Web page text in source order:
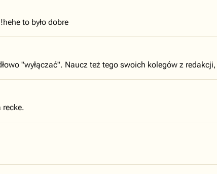
to było dobre
"wyłączać". Naucz też tego swoich kolegów z
recke.